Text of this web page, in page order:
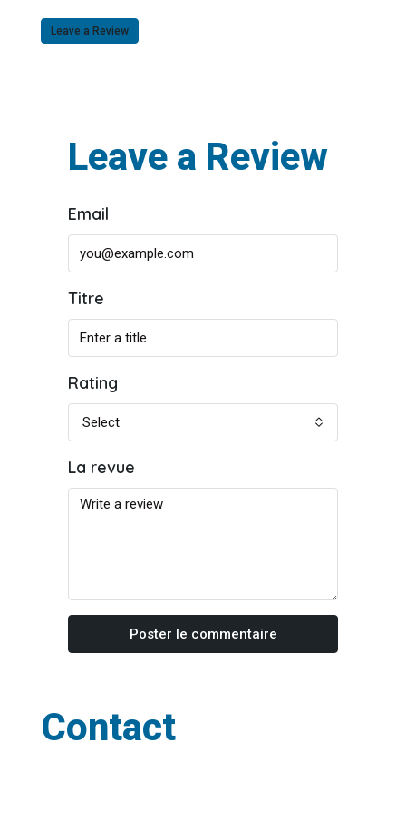
Leave a Review
Leave a Review
Email
Titre
Rating
Select
La revue
Poster le commentaire
Contact